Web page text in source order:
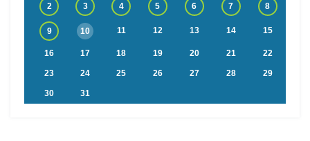
2 3 4 5 6 7 8
9 10 11 12 13 14 15
16 17 18 19 20 21 22
23 24 25 26 27 28 29
30 31